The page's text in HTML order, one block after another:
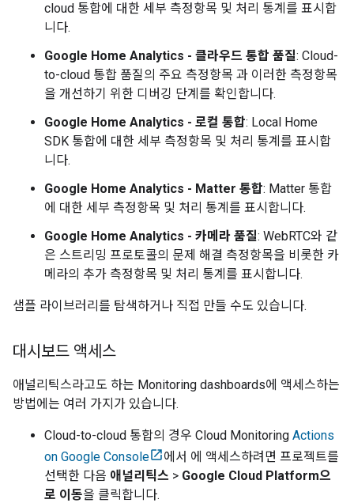
cloud 통합에 대한 세부 측정항목 및 처리 통계를 표시합
니다.
Google Home Analytics - 클라우드 통합 품질: Cloud-
to-cloud 통합 품질의 주요 측정항목 과 이러한 측정항목
을 개선하기 위한 디버깅 단계를 확인합니다.
Google Home Analytics - 로컬 통합: Local Home
SDK 통합에 대한 세부 측정항목 및 처리 통계를 표시합
니다.
Google Home Analytics - Matter 통합: Matter 통합
에 대한 세부 측정항목 및 처리 통계를 표시합니다.
Google Home Analytics - 카메라 품질: WebRTC와 같
은 스트리밍 프로토콜의 문제 해결 측정항목을 비롯한 카
메라의 추가 측정항목 및 처리 통계를 표시합니다.
샘플 라이브러리를 탐색하거나 직접 만들 수도 있습니다.
대시보드 액세스
애널리틱스라고도 하는 Monitoring dashboards에 액세스하는
방법에는 여러 가지가 있습니다.
Cloud-to-cloud 통합의 경우 Cloud Monitoring Actions
on Google Console
에서 에 액세스하려면 프로젝트를
선택한 다음 애널리틱스 > Google Cloud Platform으
로 이동을 클릭합니다.